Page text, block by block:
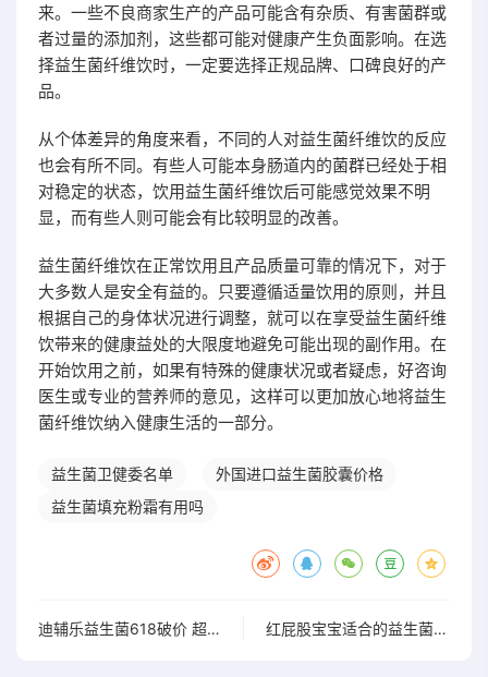
来。一些不良商家生产的产品可能含有杂质、有害菌群或
者过量的添加剂，这些都可能对健康产生负面影响。在选
择益生菌纤维饮时，一定要选择正规品牌、口碑良好的产
品。
从个体差异的角度来看，不同的人对益生菌纤维饮的反应
也会有所不同。有些人可能本身肠道内的菌群已经处于相
对稳定的状态，饮用益生菌纤维饮后可能感觉效果不明
显，而有些人则可能会有比较明显的改善。
益生菌纤维饮在正常饮用且产品质量可靠的情况下，对于
大多数人是安全有益的。只要遵循适量饮用的原则，并且
根据自己的身体状况进行调整，就可以在享受益生菌纤维
饮带来的健康益处的大限度地避免可能出现的副作用。在
开始饮用之前，如果有特殊的健康状况或者疑虑，好咨询
医生或专业的营养师的意见，这样可以更加放心地将益生
菌纤维饮纳入健康生活的一部分。
益生菌卫健委名单
外国进口益生菌胶囊价格
益生菌填充粉霜有用吗
迪辅乐益生菌618破价 超值优惠不容错过 红屁股宝宝适合的益生菌 改善红屁股吃这些益生菌